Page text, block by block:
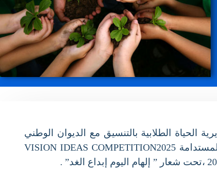
سطرته مديرية الحياة الطلابية بالتنسيق مع الديوان الوطني
للخدمات الجامعية، يشرفني إعلامكم بتنظيم الطبعة الثانية للصالون الوطني للإبتكار في خدمة التنمية المستدامة VISION IDEAS COMPETITION2025